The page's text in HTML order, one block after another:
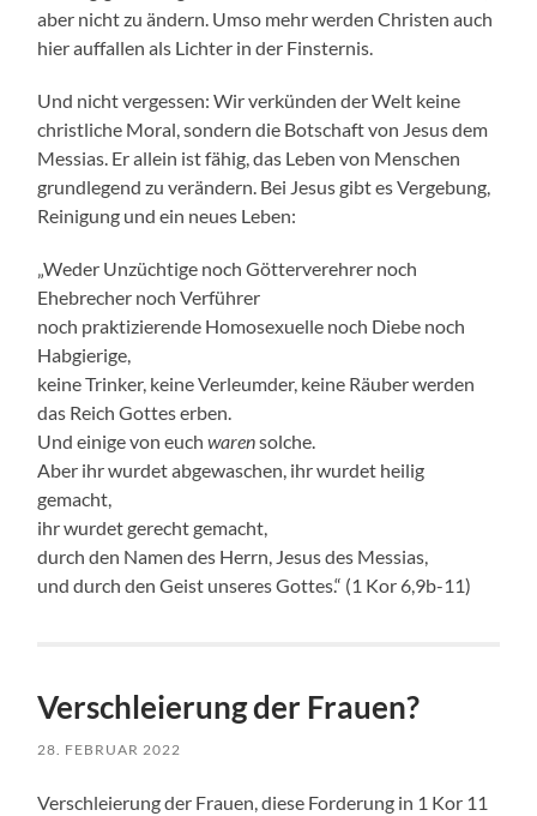
aber nicht zu ändern. Umso mehr werden Christen auch
hier auffallen als Lichter in der Finsternis.
Und nicht vergessen: Wir verkünden der Welt keine
christliche Moral, sondern die Botschaft von Jesus dem
Messias. Er allein ist fähig, das Leben von Menschen
grundlegend zu verändern. Bei Jesus gibt es Vergebung,
Reinigung und ein neues Leben:
„Weder Unzüchtige noch Götterverehrer noch
Ehebrecher noch Verführer
noch praktizierende Homosexuelle noch Diebe noch
Habgierige,
keine Trinker, keine Verleumder, keine Räuber werden
das Reich Gottes erben.
Und einige von euchwarensolche.
Aber ihr wurdet abgewaschen, ihr wurdet heilig
gemacht,
ihr wurdet gerecht gemacht,
durch den Namen des Herrn, Jesus des Messias,
und durch den Geist unseres Gottes.“ (1 Kor 6,9b-11)
Verschleierung der Frauen?
28. FEBRUAR 2022
Verschleierung der Frauen, diese Forderung in 1 Kor 11